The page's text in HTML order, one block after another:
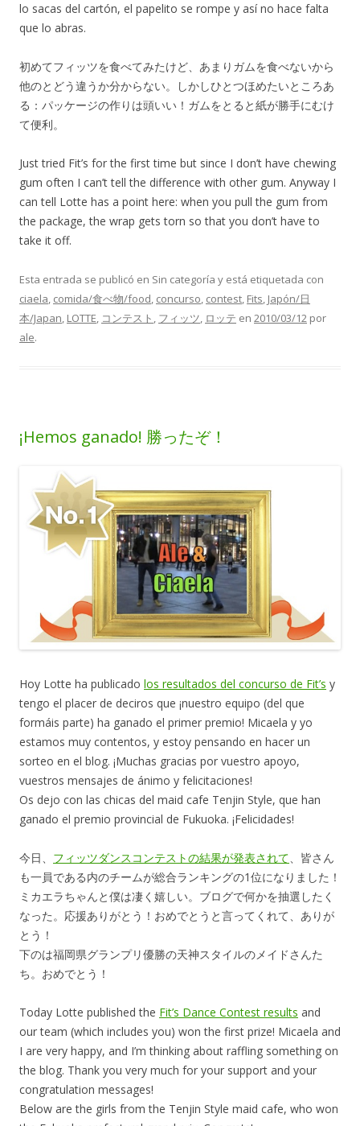
lo sacas del cartón, el papelito se rompe y así no hace falta
que lo abras.
初めてフィッツを食べてみたけど、あまりガムを食べないから
他のとどう違うか分からない。しかしひとつほめたいところあ
る：パッケージの作りは頭いい！ガムをとると紙が勝手にむけ
て便利。
Just tried Fit’s for the first time but since I don’t have chewing
gum often I can’t tell the difference with other gum. Anyway I
can tell Lotte has a point here: when you pull the gum from
the package, the wrap gets torn so that you don’t have to
take it off.
Esta entrada se publicó en Sin categoría y está etiquetada con
ciaela, comida/食べ物/food, concurso, contest, Fits, Japón/日
本/Japan, LOTTE, コンテスト , フィッツ, ロッテ en 2010/03/12 por
ale.
¡Hemos ganado! 勝ったぞ！
Hoy Lotte ha publicado los resultados del concurso de Fit’s y
tengo el placer de deciros que ¡nuestro equipo (del que
formáis parte) ha ganado el primer premio! Micaela y yo
estamos muy contentos, y estoy pensando en hacer un
sorteo en el blog. ¡Muchas gracias por vuestro apoyo,
vuestros mensajes de ánimo y felicitaciones!
Os dejo con las chicas del maid cafe Tenjin Style, que han
ganado el premio provincial de Fukuoka. ¡Felicidades!
今日、 フィッツダンスコンテストの結果が発表されて、皆さん
も一員である内のチームが総合ランキングの1位になりました！
ミカエラちゃんと僕は凄く嬉しい。ブログで何かを抽選したく
なった。応援ありがとう！おめでとうと言ってくれて、ありが
とう！
下のは福岡県グランプリ優勝の天神スタイルのメイドさんた
ち。おめでとう！
Today Lotte published the Fit’s Dance Contest results and
our team (which includes you) won the first prize! Micaela and
I are very happy, and I’m thinking about raffling something on
the blog. Thank you very much for your support and your
congratulation messages!
Below are the girls from the Tenjin Style maid cafe, who won